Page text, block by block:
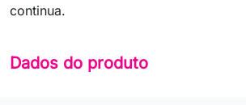
continua.
Dados do produto